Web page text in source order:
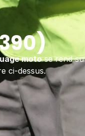
motose rend
ci-dessus.